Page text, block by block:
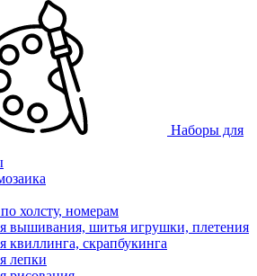
Наборы для
холсту, номерам
вышивания, шитья игрушки, плетения
квиллинга, скрапбукинга
лепки